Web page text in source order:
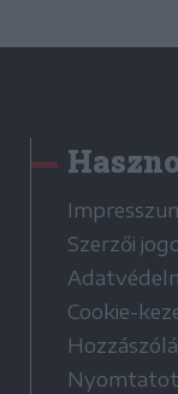
Szerzői
Cookie-